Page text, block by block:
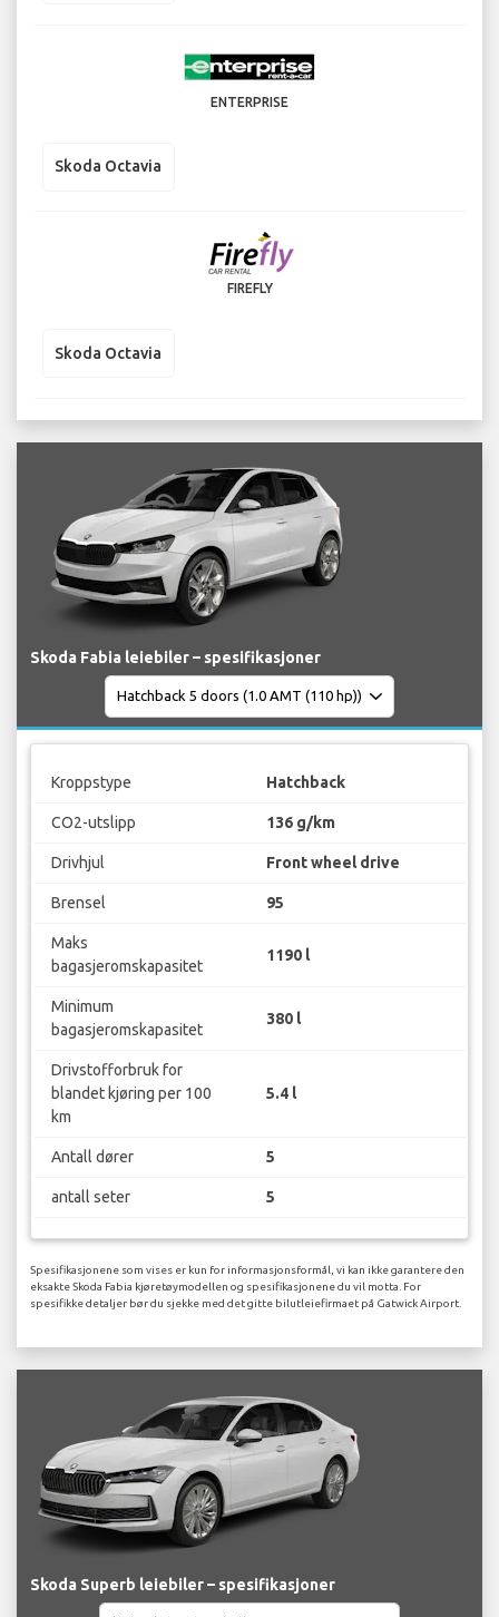
ENTERPRISE
Skoda Octavia
FIREFLY
Skoda Octavia
Skoda Fabia leiebiler – spesifikasjoner
Kroppstype Hatchback
CO2-utslipp 136 g/km
Drivhjul Front wheel drive
Brensel 95
Maks
bagasjeromskapasitet
1190 l
Minimum
bagasjeromskapasitet
380 l
Drivstofforbruk for
blandet kjøring per 100
km
5.4 l
Antall dører 5
antall seter 5
Spesifikasjonene som vises er kun for informasjonsformål, vi kan ikke garantere den
eksakte Skoda Fabia kjøretøymodellen og spesifikasjonene du vil motta. For
spesifikke detaljer bør du sjekke med det gitte bilutleiefirmaet på Gatwick Airport.
Skoda Superb leiebiler – spesifikasjoner